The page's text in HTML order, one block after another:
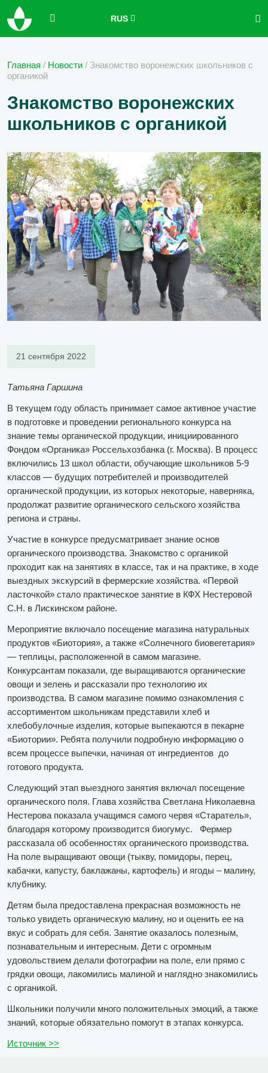
RUS
Главная / Новости / Знакомство воронежских школьников с
органикой
Знакомство воронежских
школьников с органикой
21 сентября 2022
Татьяна Гаршина
В текущем году область принимает самое активное участие
в подготовке и проведении регионального конкурса на
знание темы органической продукции, инициированного
Фондом «Органика» Россельхозбанка (г. Москва). В процесс
включились 13 школ области, обучающие школьников 5-9
классов — будущих потребителей и производителей
органической продукции, из которых некоторые, наверняка,
продолжат развитие органического сельского хозяйства
региона и страны.
Участие в конкурсе предусматривает знание основ
органического производства. Знакомство с органикой
проходит как на занятиях в классе, так и на практике, в ходе
выездных экскурсий в фермерские хозяйства. «Первой
ласточкой» стало практическое занятие в КФХ Нестеровой
С.Н. в Лискинском районе.
Мероприятие включало посещение магазина натуральных
продуктов «Биотория», а также «Солнечного биовегетария»
— теплицы, расположенной в самом магазине.
Конкурсантам показали, где выращиваются органические
овощи и зелень и рассказали про технологию их
производства. В самом магазине помимо ознакомления с
ассортиментом школьникам представили хлеб и
хлебобулочные изделия, которые выпекаются в пекарне
«Биотории». Ребята получили подробную информацию о
всем процессе выпечки, начиная от ингредиентов до
готового продукта.
Следующий этап выездного занятия включал посещение
органического поля. Глава хозяйства Светлана Николаевна
Нестерова показала учащимся самого червя «Старатель»,
благодаря которому производится биогумус. Фермер
рассказала об особенностях органического производства.
На поле выращивают овощи (тыкву, помидоры, перец,
кабачки, капусту, баклажаны, картофель) и ягоды – малину,
клубнику.
Детям была предоставлена прекрасная возможность не
только увидеть органическую малину, но и оценить ее на
вкус и собрать для себя. Занятие оказалось полезным,
познавательным и интересным. Дети с огромным
удовольствием делали фотографии на поле, ели прямо с
грядки овощи, лакомились малиной и наглядно знакомились
с органикой.
Школьники получили много положительных эмоций, а также
знаний, которые обязательно помогут в этапах конкурса.
Источник >>